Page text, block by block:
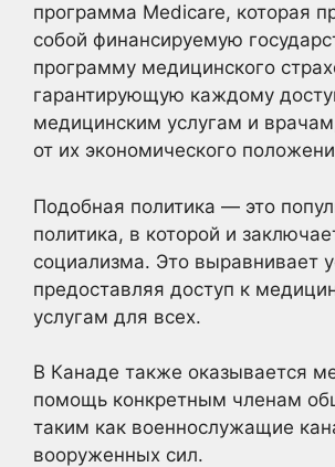
программа Medicare, которая
собой финансируемую
программу медицинского
гарантирующую каждому
медицинским услугам и
от их экономического
Подобная политика — это
политика, в которой и
социализма. Это выравнивает
предоставляя доступ к
услугам для всех.
В Канаде также оказывается
помощь конкретным членам
таким как военнослужащие
вооруженных сил.